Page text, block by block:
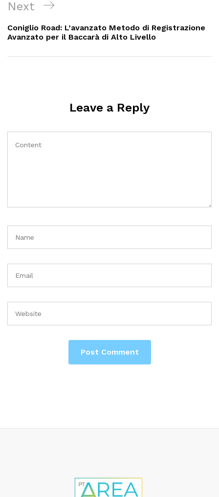
Next
Post
Next
Coniglio Road: L’avanzato Metodo di Registrazione
Avanzato per il Baccarà di Alto Livello
Leave a Reply